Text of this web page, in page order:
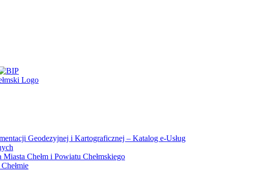
Instagram
Geodezyjnej i Kartograficznej – Katalog e-Usług
Chełm i Powiatu Chełmskiego